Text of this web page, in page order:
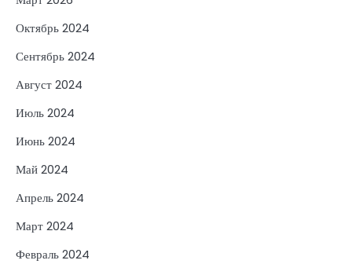
Октябрь 2024
Сентябрь 2024
Август 2024
Июль 2024
Июнь 2024
Май 2024
Апрель 2024
Март 2024
Февраль 2024